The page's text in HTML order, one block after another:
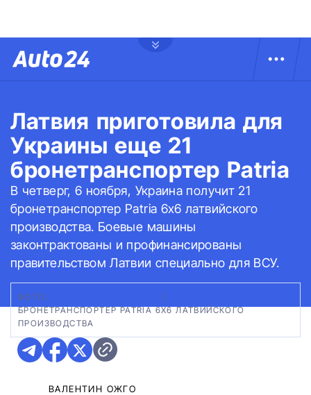
Латвия приготовила для
Украины еще 21
бронетранспортер Patria
В четверг, 6 ноября, Украина получит 21
бронетранспортер Patria 6x6 латвийского
производства. Боевые машины
законтрактованы и профинансированы
правительством Латвии специально для ВСУ.
ФОТО:
БРОНЕТРАНСПОРТЕР PATRIA 6X6 ЛАТВИЙСКОГО
ПРОИЗВОДСТВА
ВАЛЕНТИН ОЖГО